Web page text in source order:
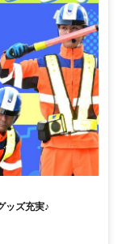
ッズ充実♪